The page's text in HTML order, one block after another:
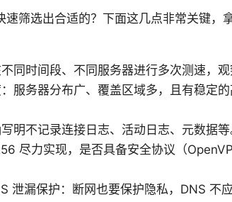
筛选出合适的？下面这几点非常关键，拿
同时间段、不同服务器进行多次测速，观
服务器分布广、覆盖区域多，且有稳定的
明不记录连接日志、活动日志、元数据等
尽力实现，是否具备安全协议（
泄漏保护：断网也要保护隐私，DNS 不应